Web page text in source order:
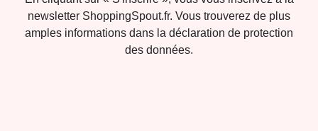
newsletter ShoppingSpout.fr. Vous trouverez de plus
amples informations dans la déclaration de protection
des données.